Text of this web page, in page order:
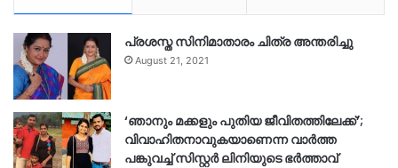
പ്രശസ്ത സിനിമാതാരം ചിത്ര അന്തരിച്ചു
August 21, 2021
‘ഞാനും മക്കളും പുതിയ ജീവിതത്തിലേക്ക്’;
വിവാഹിതനാവുകയാണെന്ന വാർത്ത
പങ്കുവച്ച് സിസ്റ്റർ ലിനിയുടെ ഭർത്താവ്